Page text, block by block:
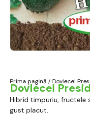
Prima pagină / Dovlecel
Dovlecel
Hibrid timpuriu, fructele
gust placut.